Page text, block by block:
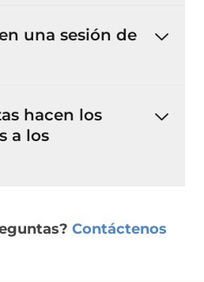
una sesión de
hacen los
a los
Contáctenos